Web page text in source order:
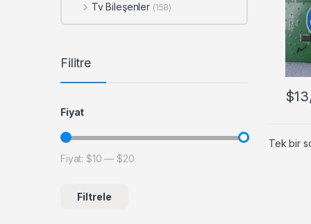
$
Tek bir
Tv Bileşenler (158)
Filitre
Fiyat
En düşük fiyat
En yüksek fiyat
Filtrele
Fiyat:$10 —$20